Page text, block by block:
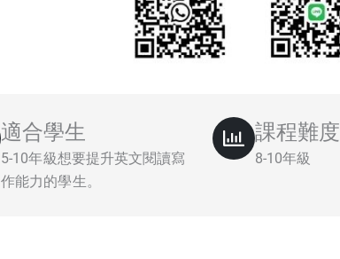
適合學生
5-10年級想要提升英文閱讀寫
作能力的學生。
課程難度
8-10年級